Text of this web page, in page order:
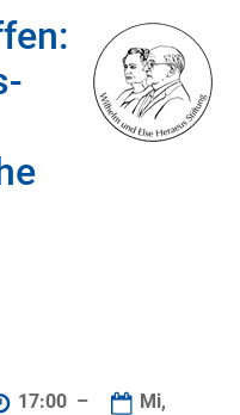
17:00 –
Mi,